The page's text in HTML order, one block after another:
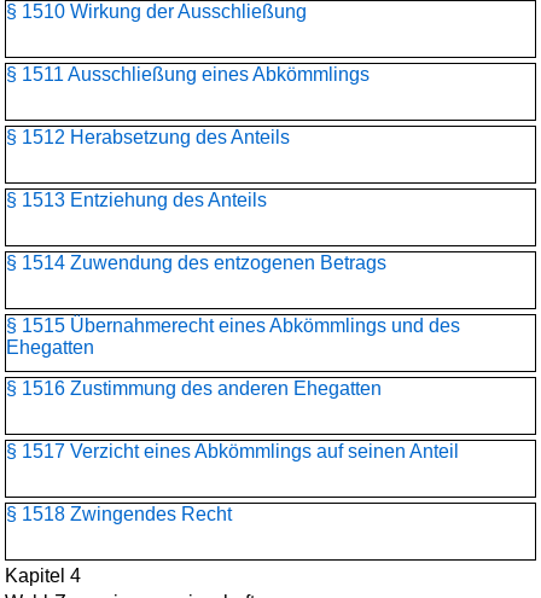
§ 1510 Wirkung der Ausschließung
§ 1511 Ausschließung eines Abkömmlings
§ 1512 Herabsetzung des Anteils
§ 1513 Entziehung des Anteils
§ 1514 Zuwendung des entzogenen Betrags
§ 1515 Übernahmerecht eines Abkömmlings und des
Ehegatten
§ 1516 Zustimmung des anderen Ehegatten
§ 1517 Verzicht eines Abkömmlings auf seinen Anteil
§ 1518 Zwingendes Recht
Kapitel 4